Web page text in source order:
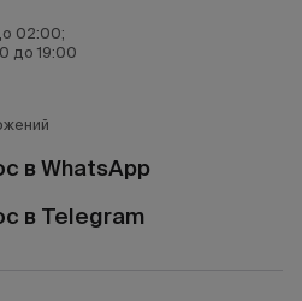
02:00;
до 19:00
в WhatsApp
в Telegram